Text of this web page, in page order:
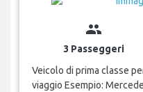
group
3 Passeggeri
Veicolo di prima classe
viaggio Esempio: